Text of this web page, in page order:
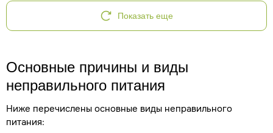
Показать еще
Основные причины и виды
неправильного питания
Ниже перечислены основные виды неправильного
питания: